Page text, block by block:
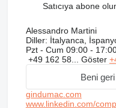
Satıcıya abone
Alessandro Martini
Diller: İtalyanca,
Pzt - Cum 09:00 -
+49 162 58... Göster
Beni
gindumac.com
www.linkedin.com/